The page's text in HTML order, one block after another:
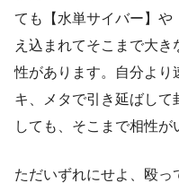
ても【水単サイバー】や
え込まれてそこまで大
性があります。自分より
キ、メタで引き延ばし
しても、そこまで相性が
ただいずれにせよ、殴っ